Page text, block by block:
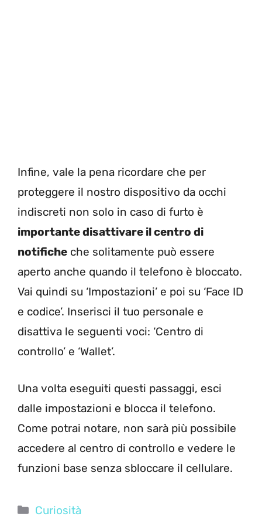
Infine, vale la pena ricordare che per
proteggere il nostro dispositivo da occhi
indiscreti non solo in caso di furto è
importante disattivare il centro di
notifiche che solitamente può essere
aperto anche quando il telefono è bloccato.
Vai quindi su ‘Impostazioni’ e poi su ‘Face ID
e codice’. Inserisci il tuo personale e
disattiva le seguenti voci: ‘Centro di
controllo’ e ‘Wallet’.
Una volta eseguiti questi passaggi, esci
dalle impostazioni e blocca il telefono.
Come potrai notare, non sarà più possibile
accedere al centro di controllo e vedere le
funzioni base senza sbloccare il cellulare.
Categorie
Curiosità